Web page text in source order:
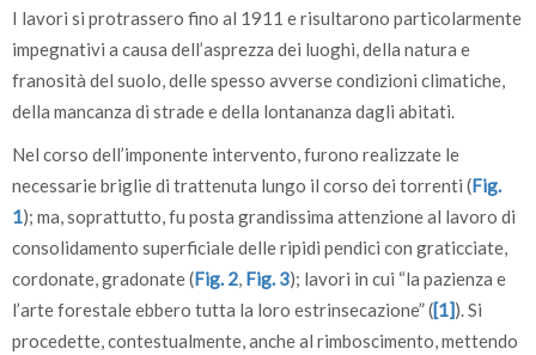
I lavori si protrassero fino al 1911 e risultarono particolarmente
impegnativi a causa dell’asprezza dei luoghi, della natura e
franosità del suolo, delle spesso avverse condizioni climatiche,
della mancanza di strade e della lontananza dagli abitati.
Nel corso dell’imponente intervento, furono realizzate le
necessarie briglie di trattenuta lungo il corso dei torrenti (Fig.
1); ma, soprattutto, fu posta grandissima attenzione al lavoro di
consolidamento superficiale delle ripidi pendici con graticciate,
cordonate, gradonate (Fig. 2, Fig. 3); lavori in cui “la pazienza e
l’arte forestale ebbero tutta la loro estrinsecazione” ([1]). Si
procedette, contestualmente, anche al rimboscimento, mettendo